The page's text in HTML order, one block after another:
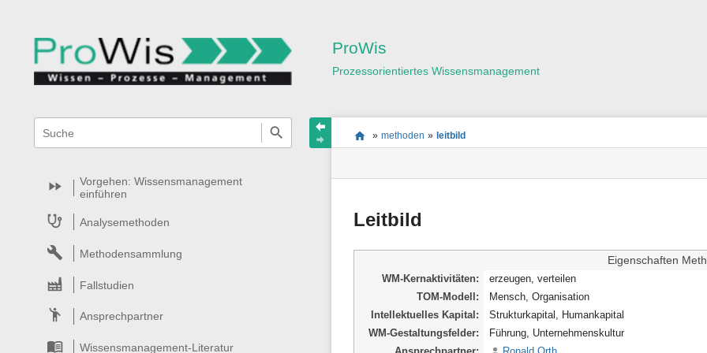
ProWis
Prozessorientiertes Wissensmanagement
Wikiübergreifende
Schnellsuche
Vorgehen: Wissensmanagement
einführen
Analysemethoden
Methodensammlung
Fallstudien
Ansprechpartner
Wissensmanagement-Literatur
Seitenstatus
Standortanzeiger
Sie
befinden
» methoden » leitbild
Seiten-
Leitbild
Eigenschaften
WM-Kernaktivitäten
erzeugen, verteilen
TOM-Modell
Mensch, Organisation
Intellektuelles Kapital
Strukturkapital, Humankapital
WM-Gestaltungsfelder
Führung, Unternehmenskultur